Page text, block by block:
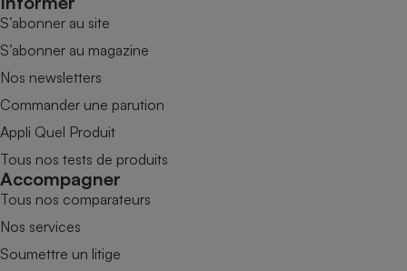
S’abonner au site
S’abonner au magazine
Nos newsletters
Commander une parution
Appli Quel Produit
Tous nos tests de produits
Accompagner
Tous nos comparateurs
Nos services
Soumettre un litige